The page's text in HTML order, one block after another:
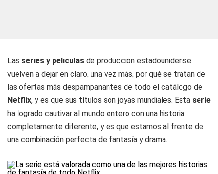
Las series y películas de producción estadounidense
vuelven a dejar en claro, una vez más, por qué se tratan de
las ofertas más despampanantes de todo el catálogo de
Netflix, y es que sus títulos son joyas mundiales. Esta serie
ha logrado cautivar al mundo entero con una historia
completamente diferente, y es que estamos al frente de
una combinación perfecta de fantasía y drama.